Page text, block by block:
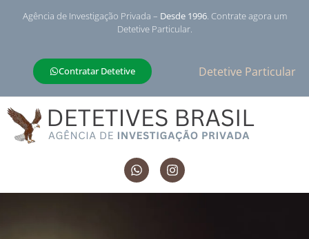
Agência de Investigação Privada – Desde 1996. Contrate agora um
Detetive Particular.
Contratar Detetive Detetive Particular